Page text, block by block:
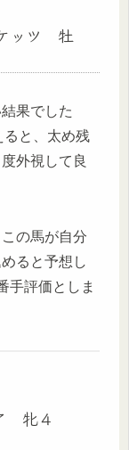
ッツ 牡
果でした
ると、太め残
外視して良
の馬が自分
ると予想し
手評価としま
牝４